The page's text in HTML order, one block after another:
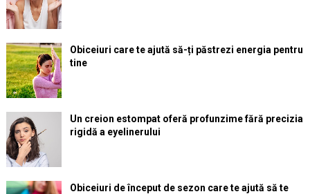
Obiceiuri care te ajută să-ți păstrezi energia pentru
tine
Un creion estompat oferă profunzime fără precizia
rigidă a eyelinerului
Obiceiuri de început de sezon care te ajută să te